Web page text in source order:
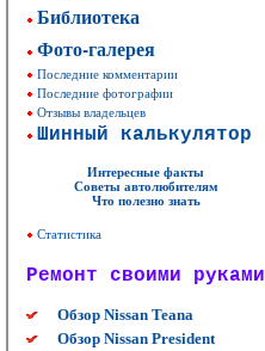
Библиотека
Фото-галерея
Последние комментарии
Последние фотографии
Отзывы владельцев
Шинный калькулятор
Интересные факты
Советы автолюбителям
Что полезно знать
Статистика
Ремонт своими руками
Обзор Nissan Teana
Обзор Nissan President